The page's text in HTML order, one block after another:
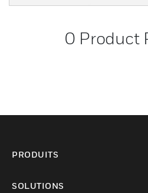
0 Product
PRODUITS
SOLUTIONS